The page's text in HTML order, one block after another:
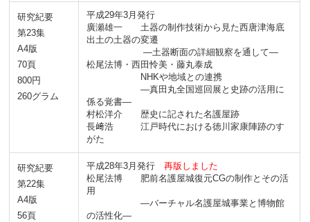
研究紀要
第23集
A4版
70頁
800円
260グラム
平成29年3月発行
廣瀬雄一 土器の制作技術から見た西唐津海底
出土の土器の変遷
―土器断面の詳細観察を通して―
松尾法博・西田怜美・藤丸泰成
NHKや地域との連携
―真田丸全国巡回展と史跡の活用に
係る覚書―
村松洋介 歴史に記された名護屋跡
長﨑浩 江戸時代における徳川家康陣跡のす
がた
研究紀要
第22集
A4版
56頁
平成28年3月発行 再版しました
松尾法博 肥前名護屋城復元CGの制作とその活
用
―バーチャル名護屋城事業と博物館
の活性化―